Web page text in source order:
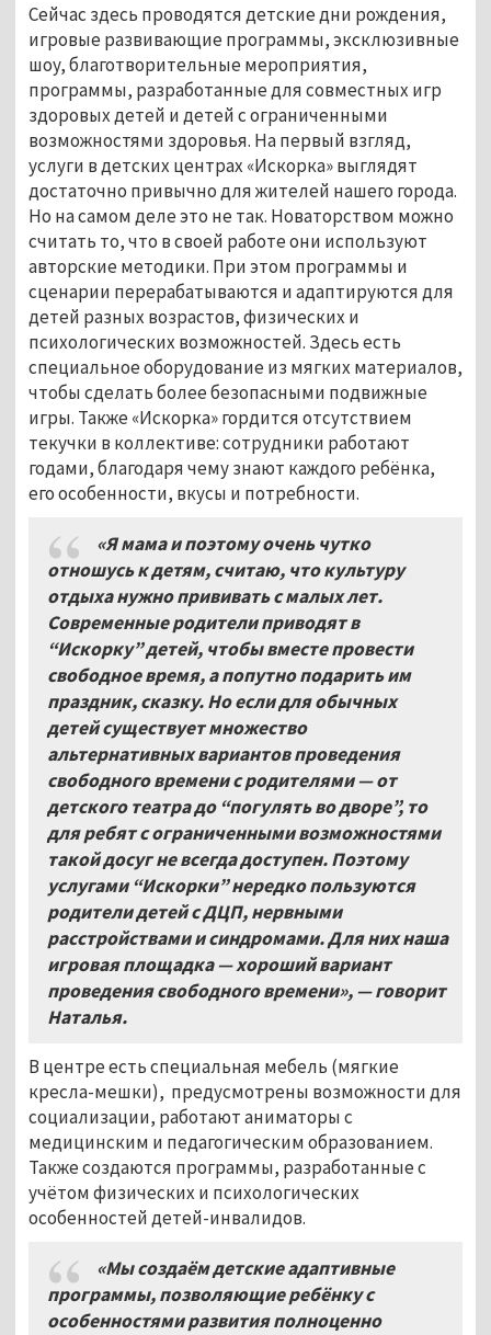
Сейчас здесь проводятся детские дни рождения,
игровые развивающие программы, эксклюзивные
шоу, благотворительные мероприятия,
программы, разработанные для совместных игр
здоровых детей и детей с ограниченными
возможностями здоровья. На первый взгляд,
услуги в детских центрах «Искорка» выглядят
достаточно привычно для жителей нашего города.
Но на самом деле это не так. Новаторством можно
считать то, что в своей работе они используют
авторские методики. При этом программы и
сценарии перерабатываются и адаптируются для
детей разных возрастов, физических и
психологических возможностей. Здесь есть
специальное оборудование из мягких материалов,
чтобы сделать более безопасными подвижные
игры. Также «Искорка» гордится отсутствием
текучки в коллективе: сотрудники работают
годами, благодаря чему знают каждого ребёнка,
его особенности, вкусы и потребности.
«Я мама и поэтому очень чутко
отношусь к детям, считаю, что культуру
отдыха нужно прививать с малых лет.
Современные родители приводят в
“Искорку” детей, чтобы вместе провести
свободное время, а попутно подарить им
праздник, сказку. Но если для обычных
детей существует множество
альтернативных вариантов проведения
свободного времени с родителями — от
детского театра до “погулять во дворе”, то
для ребят с ограниченными возможностями
такой досуг не всегда доступен. Поэтому
услугами “Искорки” нередко пользуются
родители детей с ДЦП, нервными
расстройствами и синдромами. Для них наша
игровая площадка — хороший вариант
проведения свободного времени», — говорит
Наталья.
В центре есть специальная мебель (мягкие
кресла-мешки), предусмотрены возможности для
социализации, работают аниматоры с
медицинским и педагогическим образованием.
Также создаются программы, разработанные с
учётом физических и психологических
особенностей детей-инвалидов.
«Мы создаём детские адаптивные
программы, позволяющие ребёнку с
особенностями развития полноценно